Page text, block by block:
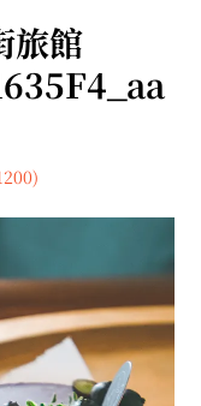
child
menu
child
menu
child
menu
child
menu
menu
child
menu
child
menu
menu
child
menu
menu
menu
旅館